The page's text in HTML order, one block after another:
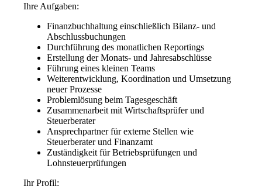
Ihre Aufgaben:
Finanzbuchhaltung einschließlich Bilanz- und
Abschlussbuchungen
Durchführung des monatlichen Reportings
Erstellung der Monats- und Jahresabschlüsse
Führung eines kleinen Teams
Weiterentwicklung, Koordination und Umsetzung
neuer Prozesse
Problemlösung beim Tagesgeschäft
Zusammenarbeit mit Wirtschaftsprüfer und
Steuerberater
Ansprechpartner für externe Stellen wie
Steuerberater und Finanzamt
Zuständigkeit für Betriebsprüfungen und
Lohnsteuerprüfungen
Ihr Profil: